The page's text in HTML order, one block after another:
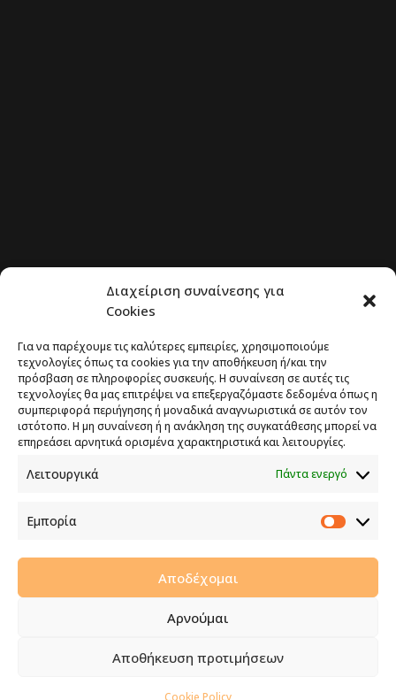
Διαχείριση συναίνεσης για
Cookies
Για να παρέχουμε τις καλύτερες εμπειρίες, χρησιμοποιούμε
τεχνολογίες όπως τα cookies για την αποθήκευση ή/και την
πρόσβαση σε πληροφορίες συσκευής. Η συναίνεση σε αυτές τις
τεχνολογίες θα μας επιτρέψει να επεξεργαζόμαστε δεδομένα όπως η
συμπεριφορά περιήγησης ή μοναδικά αναγνωριστικά σε αυτόν τον
ιστότοπο. Η μη συναίνεση ή η ανάκληση της συγκατάθεσης μπορεί να
επηρεάσει αρνητικά ορισμένα χαρακτηριστικά και λειτουργίες.
Λειτουργικά Πάντα ενεργό
Εμπορία
Εμπορία
Αποδέχομαι
Αρνούμαι
Αποθήκευση προτιμήσεων
Cookie Policy
Το έργο υλοποιείται στο πλαίσιο του
Προγράμματος Πολιτικής Συνοχής «ΘΑλΕΙΑ
2021-2027» με τη συγχρηματοδότηση της ΕΕ
Επιχειρήσεων.
Στόχος είναι η ανάπτυξη και προώθηση των ΜΜΕ στους
οικονομικών κλάδων.
A&C KOMODROMOS